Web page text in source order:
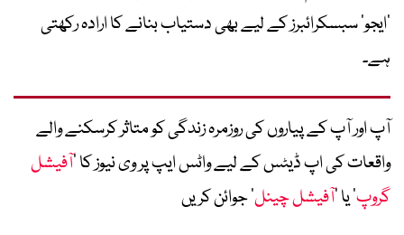
’ایجو‘ سبسکرائبرز کے لیے بھی دستیاب بنانے کا ارادہ رکھتی
ہے۔
آپ اور آپ کے پیاروں کی روزمرہ زندگی کو متاثر کرسکنے والے
واقعات کی اپ ڈیٹس کے لیے واٹس ایپ پر وی نیوز کا ’آفیشل
گروپ‘ یا ’آفیشل چینل‘ جوائن کریں